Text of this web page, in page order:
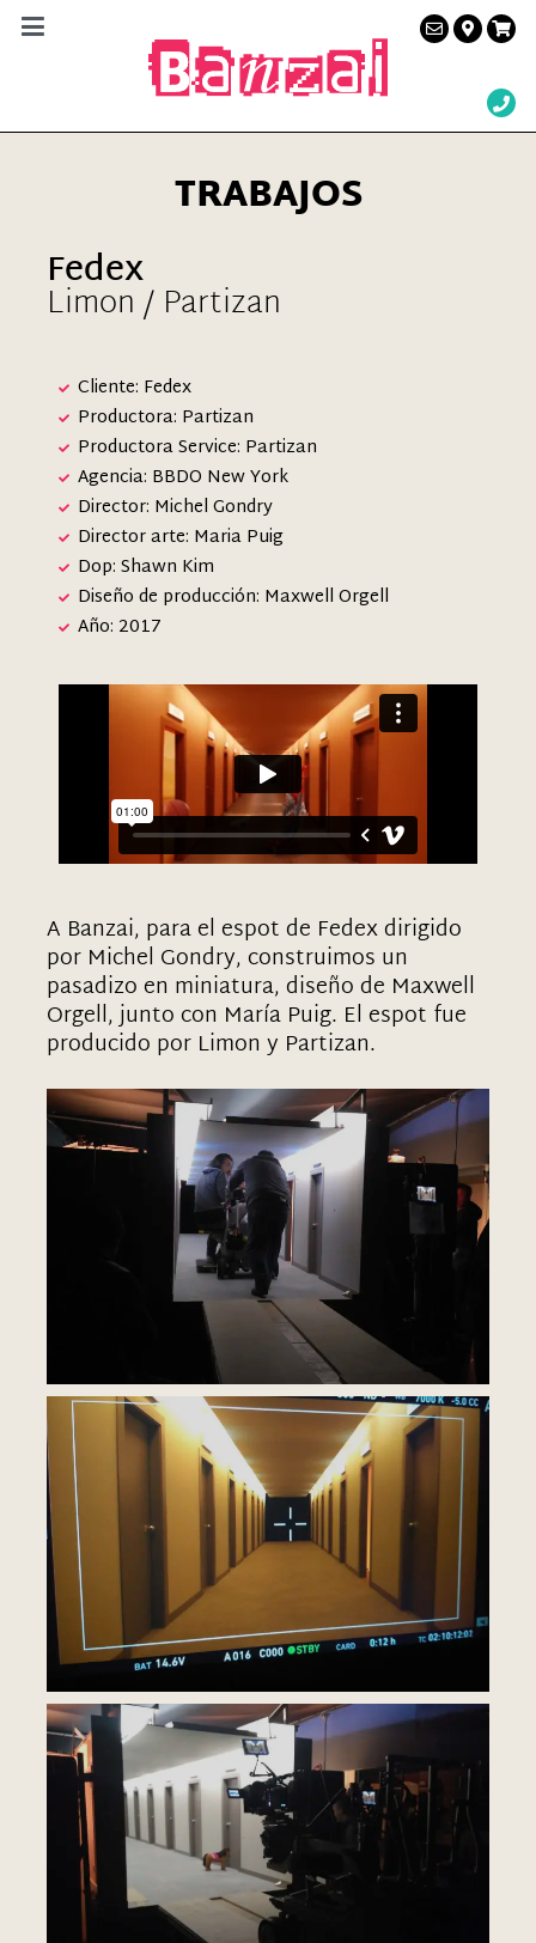
Banzai Studio
Alquiler de plató en Barcelona – Servicios a la
TRABAJOS
Fedex
Limon / Partizan
Cliente: Fedex
Productora: Partizan
Productora Service: Partizan
Agencia: BBDO New York
Director: Michel Gondry
Director arte: Maria Puig
Dop: Shawn Kim
Diseño de producción: Maxwell Orgell
Año: 2017
A Banzai, para el espot de Fedex dirigido
por Michel Gondry, construimos un
pasadizo en miniatura, diseño de Maxwell
Orgell, junto con María Puig. El espot fue
producido por Limon y Partizan.